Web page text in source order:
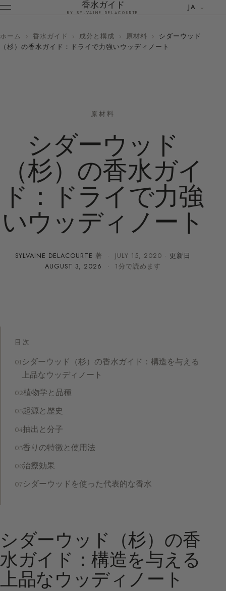
香水ガイド
BY SYLVAINE DELACOURTE
JA
ホーム › 香水ガイド › 成分と構成 › 原材料 ›
シダーウッド
（杉）の香水ガイド：ドライで力強いウッディノート
原材料
シダーウッド
（杉）の香水ガイ
ド：ドライで力強
いウッディノート
SYLVAINE DELACOURTE 著 · JULY 15, 2020 · 更新日
AUGUST 3, 2026
· 1分で読めます
目次
シダーウッド（杉）の香水ガイド：構造を与える
上品なウッディノート
植物学と品種
起源と歴史
抽出と分子
香りの特徴と使用法
治療効果
シダーウッドを使った代表的な香水
シダーウッド（杉）の香
水ガイド：構造を与える
上品なウッディノート